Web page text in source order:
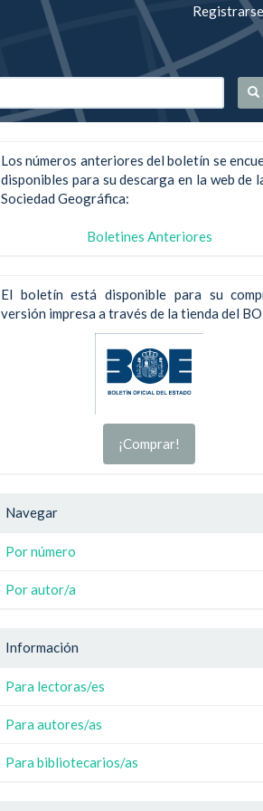
Registrarse
Los números anteriores del boletín se
disponibles para su descarga en la web de
Sociedad Geográfica:
Boletines Anteriores
El boletín está disponible para su
versión impresa a través de la tienda del
¡Comprar!
Navegar
Por número
Por autor/a
Información
Para lectoras/es
Para autores/as
Para bibliotecarios/as